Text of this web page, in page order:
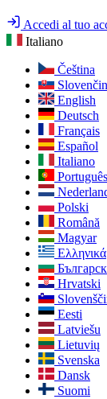
Accedi al tuo
Italiano
Čeština
English
Deutsch
Français
Español
Italiano
Português
Polski
Română
Magyar
Ελληνικά
Hrvatski
Eesti
Latviešu
Lietuvių
Svenska
Dansk
Suomi